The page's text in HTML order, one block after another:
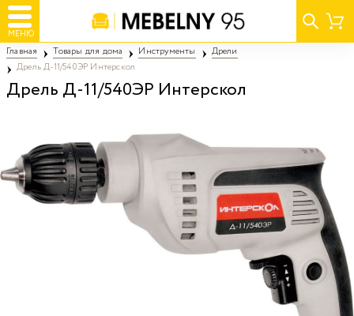
МЕНЮ
Главная Товары для дома Инструменты
Дрели
Дрель Д-11/540ЭР Интерскол
Дрель Д-11/540ЭР Интерскол